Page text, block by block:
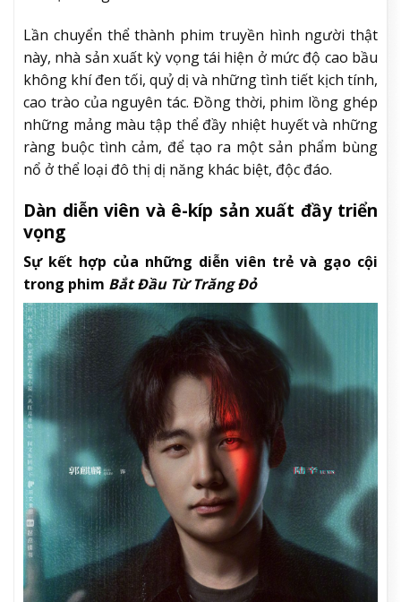
Lần chuyển thể thành phim truyền hình người thật
này, nhà sản xuất kỳ vọng tái hiện ở mức độ cao bầu
không khí đen tối, quỷ dị và những tình tiết kịch tính,
cao trào của nguyên tác. Đồng thời, phim lồng ghép
những mảng màu tập thể đầy nhiệt huyết và những
ràng buộc tình cảm, để tạo ra một sản phẩm bùng
nổ ở thể loại đô thị dị năng khác biệt, độc đáo.
Dàn diễn viên và ê-kíp sản xuất đầy triển
vọng
Sự kết hợp của những diễn viên trẻ và gạo cội
trong phim Bắt Đầu Từ Trăng Đỏ